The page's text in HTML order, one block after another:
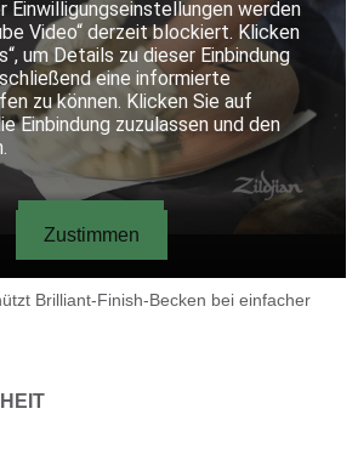
Brilliant-Finish-Becken bei einfacher